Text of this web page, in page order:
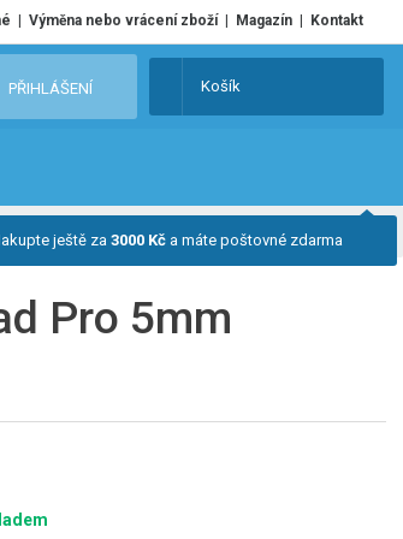
Výměna nebo vrácení zboží Magazín Kontakt
PŘIHLÁŠENÍ Košík
ještě za 3000 Kča máte poštovné zdarma
Pro 5mm